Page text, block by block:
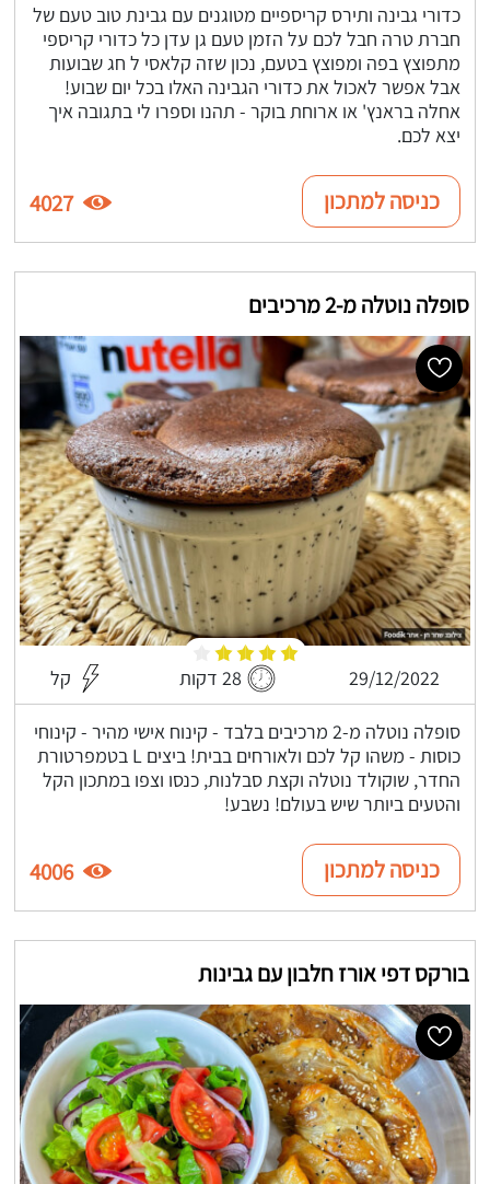
כדורי גבינה ותירס קריספיים מטוגנים עם גבינת טוב טעם של
חברת טרה חבל לכם על הזמן טעם גן עדן כל כדורי קריספי
מתפוצץ בפה ומפוצץ בטעם, נכון שזה קלאסי ל חג שבועות
אבל אפשר לאכול את כדורי הגבינה האלו בכל יום שבוע!
אחלה בראנץ' או ארוחת בוקר - תהנו וספרו לי בתגובה איך
יצא לכם.
כניסה למתכון 4027
סופלה נוטלה מ-2 מרכיבים
29/12/2022 28 דקות קל
סופלה נוטלה מ-2 מרכיבים בלבד - קינוח אישי מהיר - קינוחי
כוסות - משהו קל לכם ולאורחים בבית! ביצים L בטמפרטורת
החדר, שוקולד נוטלה וקצת סבלנות, כנסו וצפו במתכון הקל
והטעים ביותר שיש בעולם! נשבע!
כניסה למתכון 4006
בורקס דפי אורז חלבון עם גבינות